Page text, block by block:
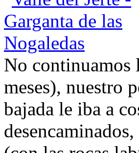
No continuamos
meses), nuestro
bajada le iba a